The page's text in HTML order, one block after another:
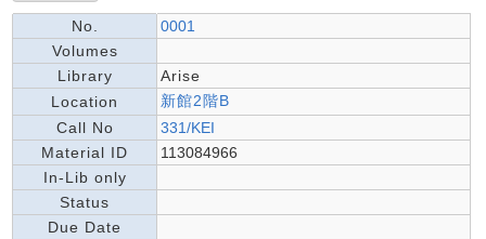
No.
0001
Volumes
Library
Arise
Location
新館2階B
Call No
331/KEI
Material ID
113084966
In-Lib only
Status
Due Date